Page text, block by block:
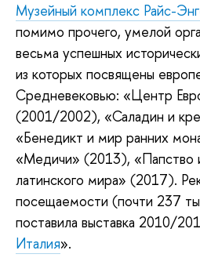
Музейный комплекс Райс-
помимо прочего, умелой
весьма успешных
из которых посвящены
Средневековью: «Центр
(2001/2002), «Саладин и
«Бенедикт и мир ранних
«Медичи» (2013), «Папство
латинского мира» (2017).
посещаемости (почти 237
поставила выставка 2010/
Италия».